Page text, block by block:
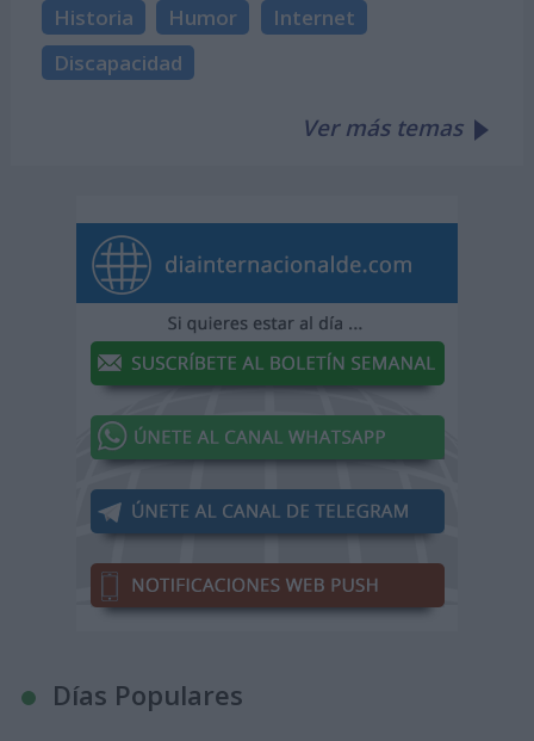
Historia Humor
Internet
Discapacidad
Ver más temas
Días Populares